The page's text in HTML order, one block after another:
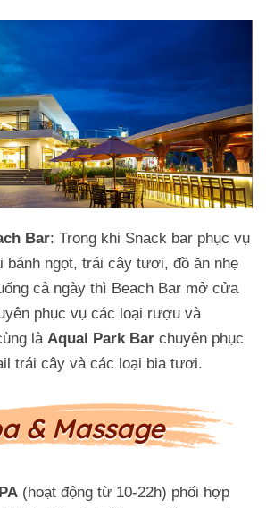
Bar: Trong khi Snack bar phục vụ
bánh ngọt, trái cây tươi, đồ ăn nhẹ
cả ngày thì Beach Bar mở cửa
phục vụ các loại rượu và
là Aqual Park Bar chuyên phục
trái cây và các loại bia tươi.
& Massage
(hoạt động từ 10-22h) phối hợp